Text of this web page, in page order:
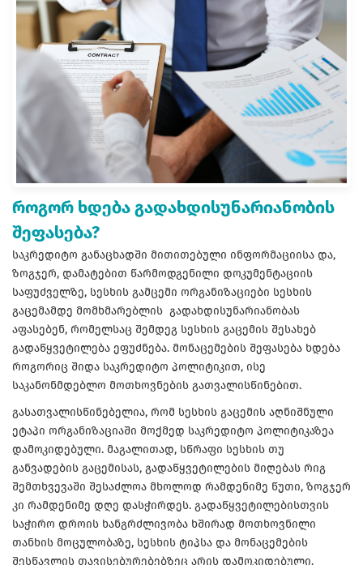
როგორ ხდება გადახდისუნარიანობის
შეფასება?
საკრედიტო განაცხადში მითითებული ინფორმაციისა და,
ზოგჯერ, დამატებით წარმოდგენილი დოკუმენტაციის
საფუძველზე, სესხის გამცემი ორგანიზაციები სესხის
გაცემამდე მომხმარებლის გადახდისუნარიანობას
აფასებენ, რომელსაც შემდეგ სესხის გაცემის შესახებ
გადაწყვეტილება ეფუძნება. მონაცემების შეფასება ხდება
როგორიც შიდა საკრედიტო პოლიტიკით, ისე
საკანონმდებლო მოთხოვნების გათვალისწინებით.
გასათვალისწინებელია, რომ სესხის გაცემის აღნიშნული
ეტაპი ორგანიზაციაში მოქმედ საკრედიტო პოლიტიკაზეა
დამოკიდებული. მაგალითად, სწრაფი სესხის თუ
განვადების გაცემისას, გადაწყვეტილების მიღებას რიგ
შემთხვევაში შესაძლოა მხოლოდ რამდენიმე წუთი, ზოგჯერ
კი რამდენიმე დღე დასჭირდეს. გადაწყვეტილებისთვის
საჭირო დროის ხანგრძლივობა ხშირად მოთხოვნილი
თანხის მოცულობაზე, სესხის ტიპსა და მონაცემების
შესწავლის თავისებურებებზეც არის დამოკიდებული.